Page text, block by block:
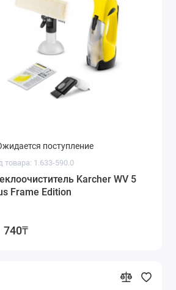
поступление
товара: 1.633-590.0
Karcher WV 5
Frame Edition
740₸